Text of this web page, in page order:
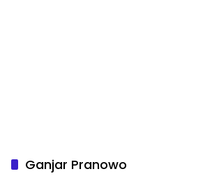
Ganjar Pranowo